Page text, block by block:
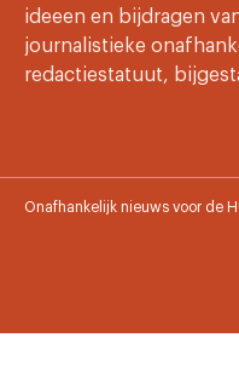
ideeen en bijdragen
journalistieke
redactiestatuut,
Onafhankelijk nieuws voor de